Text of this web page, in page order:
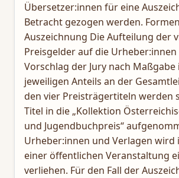
Übersetzer:innen für eine
Betracht gezogen werden.
Auszeichnung Die Aufteilung der
Preisgelder auf die
Vorschlag der Jury nach Maßgabe
jeweiligen Anteils an der
den vier Preisträgertiteln werden
Titel in die „Kollektion
und Jugendbuchpreis“
Urheber:innen und Verlagen wird
einer öffentlichen Veranstaltung
verliehen. Für den Fall der